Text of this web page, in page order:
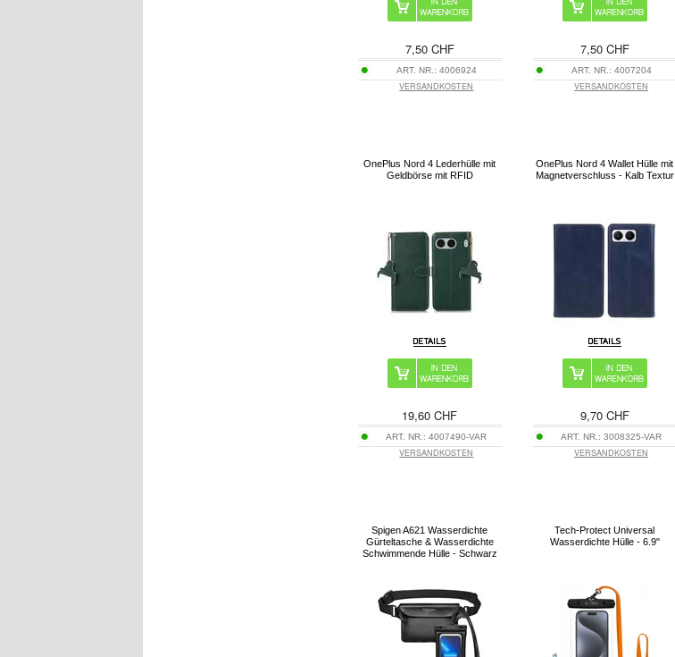
7,50 CHF
ART. NR.: 4006924
VERSANDKOSTEN
7,50 CHF
ART. NR.: 4007204
VERSANDKOSTEN
OnePlus Nord 4 Lederhülle mit
Geldbörse mit RFID
19,60 CHF
ART. NR.:4007490-VAR
VERSANDKOSTEN
OnePlus Nord 4 Wallet Hülle mit
Magnetverschluss - Kalb Textur
9,70 CHF
ART. NR.:3008325-VAR
VERSANDKOSTEN
Spigen A621 Wasserdichte
Gürteltasche & Wasserdichte
Schwimmende Hülle - Schwarz
Tech-Protect Universal
Wasserdichte Hülle - 6.9"